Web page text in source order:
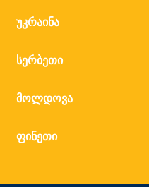
უკრაინა
სერბეთი
მოლდოვა
ფინეთი